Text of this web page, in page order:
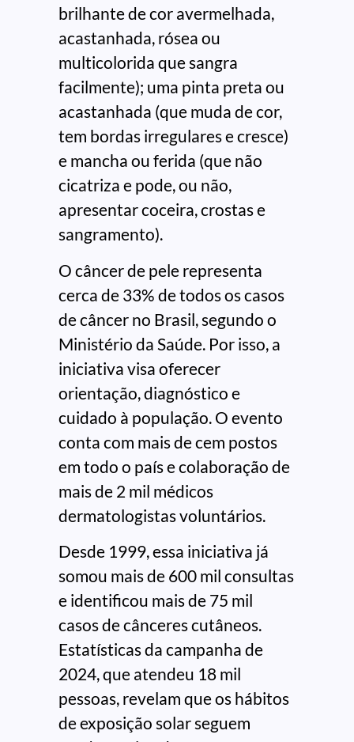
brilhante de cor avermelhada,
acastanhada, rósea ou
multicolorida que sangra
facilmente); uma pinta preta ou
acastanhada (que muda de cor,
tem bordas irregulares e cresce)
e mancha ou ferida (que não
cicatriza e pode, ou não,
apresentar coceira, crostas e
sangramento).
O câncer de pele representa
cerca de 33% de todos os casos
de câncer no Brasil, segundo o
Ministério da Saúde. Por isso, a
iniciativa visa oferecer
orientação, diagnóstico e
cuidado à população. O evento
conta com mais de cem postos
em todo o país e colaboração de
mais de 2 mil médicos
dermatologistas voluntários.
Desde 1999, essa iniciativa já
somou mais de 600 mil consultas
e identificou mais de 75 mil
casos de cânceres cutâneos.
Estatísticas da campanha de
2024, que atendeu 18 mil
pessoas, revelam que os hábitos
de exposição solar seguem